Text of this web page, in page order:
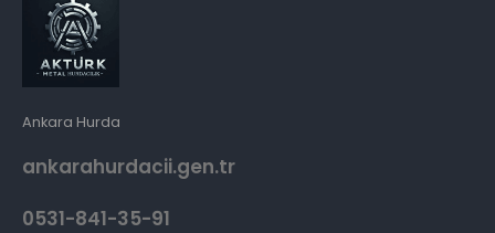
Ankara Hurda
ankarahurdacii.gen.tr
0531-841-35-91